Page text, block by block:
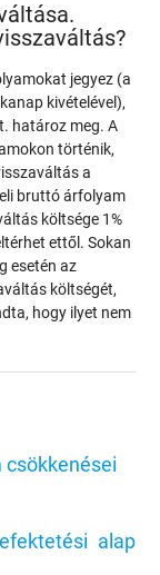
jegyez (a
kivételével),
határoz meg. A
történik,
a
bruttó árfolyam
költsége 1%
ettől. Sokan
esetén az
költségét,
hogy ilyet nem
alap